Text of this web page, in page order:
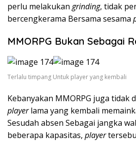
perlu melakukan grinding, tidak
bercengkerama Bersama sesama
MMORPG Bukan Sebagai
Terlalu timpang Untuk player yang kembali
Kebanyakan MMORPG juga tidak
playerlama yang kembali
Sesudah absen Sebagai jangka
beberapa kapasitas, player